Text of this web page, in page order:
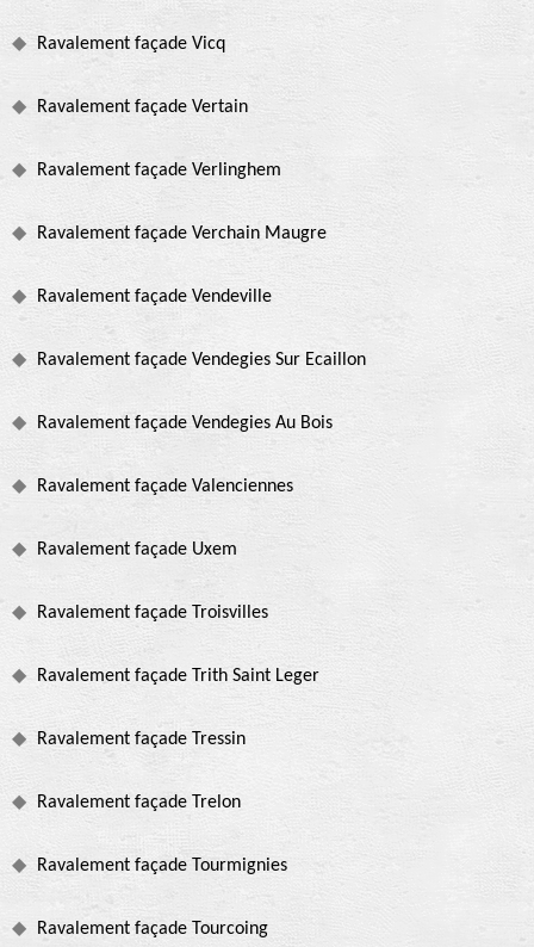
Ravalement façade Vicq
Ravalement façade Vertain
Ravalement façade Verlinghem
Ravalement façade Verchain Maugre
Ravalement façade Vendeville
Ravalement façade Vendegies Sur Ecaillon
Ravalement façade Vendegies Au Bois
Ravalement façade Valenciennes
Ravalement façade Uxem
Ravalement façade Troisvilles
Ravalement façade Trith Saint Leger
Ravalement façade Tressin
Ravalement façade Trelon
Ravalement façade Tourmignies
Ravalement façade Tourcoing